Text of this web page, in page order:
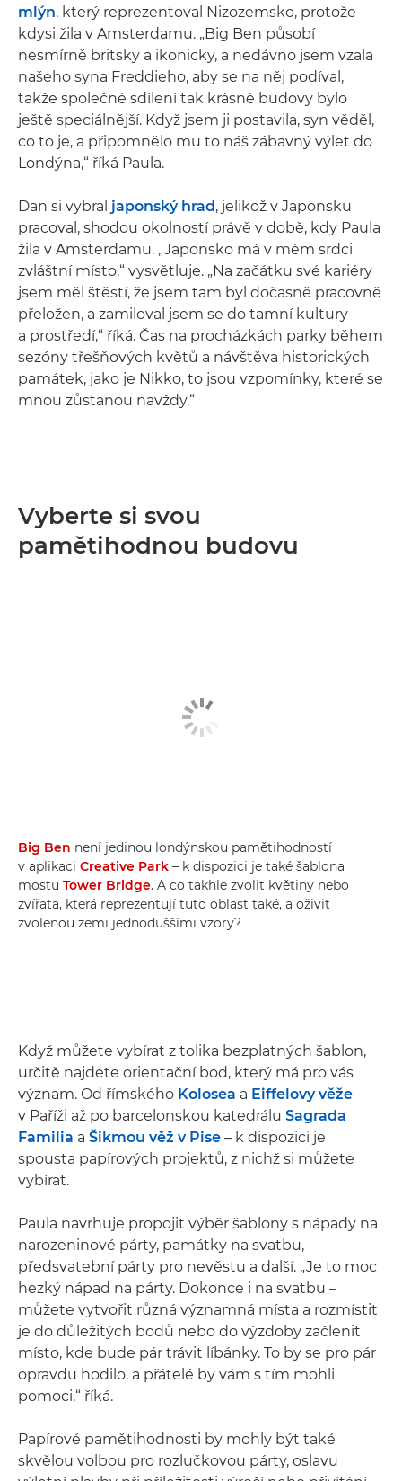
mlýn, který reprezentoval Nizozemsko, protože
kdysi žila v Amsterdamu. „Big Ben působí
nesmírně britsky a ikonicky, a nedávno jsem vzala
našeho syna Freddieho, aby se na něj podíval,
takže společné sdílení tak krásné budovy bylo
ještě speciálnější. Když jsem ji postavila, syn věděl,
co to je, a připomnělo mu to náš zábavný výlet do
Londýna,“ říká Paula.
Dan si vybral japonský hrad, jelikož v Japonsku
pracoval, shodou okolností právě v době, kdy Paula
žila v Amsterdamu. „Japonsko má v mém srdci
zvláštní místo,“ vysvětluje. „Na začátku své kariéry
jsem měl štěstí, že jsem tam byl dočasně pracovně
přeložen, a zamiloval jsem se do tamní kultury
a prostředí,“ říká. Čas na procházkách parky během
sezóny třešňových květů a návštěva historických
památek, jako je Nikko, to jsou vzpomínky, které se
mnou zůstanou navždy.“
Vyberte si svou
pamětihodnou budovu
Big Ben není jedinou londýnskou pamětihodností
v aplikaci Creative Park – k dispozici je také šablona
mostu Tower Bridge. A co takhle zvolit květiny nebo
zvířata, která reprezentují tuto oblast také, a oživit
zvolenou zemi jednoduššími vzory?
Když můžete vybírat z tolika bezplatných šablon,
určitě najdete orientační bod, který má pro vás
význam. Od římského Kolosea a Eiffelovy věže
v Paříži až po barcelonskou katedrálu Sagrada
Familia a Šikmou věž v Pise – k dispozici je
spousta papírových projektů, z nichž si můžete
vybírat.
Paula navrhuje propojit výběr šablony s nápady na
narozeninové párty, památky na svatbu,
předsvatební párty pro nevěstu a další. „Je to moc
hezký nápad na párty. Dokonce i na svatbu –
můžete vytvořit různá významná místa a rozmístit
je do důležitých bodů nebo do výzdoby začlenit
místo, kde bude pár trávit líbánky. To by se pro pár
opravdu hodilo, a přátelé by vám s tím mohli
pomoci,“ říká.
Papírové pamětihodnosti by mohly být také
skvělou volbou pro rozlučkovou párty, oslavu